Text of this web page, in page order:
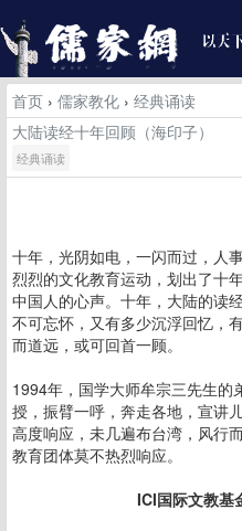
首页 › 儒家教化 › 经典诵读
大陆读经十年回顾（海印子）
经典诵读
十年，光阴如电，一闪而过，人
烈烈的文化教育运动，划出了十
中国人的心声。十年，大陆的读
不可忘怀，又有多少沉浮回忆，
而道远，或可回首一顾。
1994年，国学大师牟宗三先生的
授，振臂一呼，奔走各地，宣讲
高度响应，未几遍布台湾，风行
教育团体莫不热烈响应。
ICI国际文教基